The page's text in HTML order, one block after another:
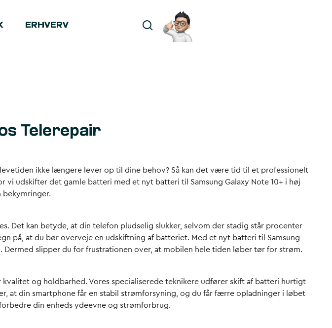
ERHVERV
Telerepair
ikke længere lever op til dine behov? Så kan det være tid til et professionelt
vi udskifter det gamle batteri med et nyt batteri til Samsung Galaxy Note 10+ i høj
bekymringer.
Det kan betyde, at din telefon pludselig slukker, selvom der stadig står procenter
på, at du bør overveje en udskiftning af batteriet. Med et nyt batteri til Samsung
Dermed slipper du for frustrationen over, at mobilen hele tiden løber tør for strøm.
og holdbarhed. Vores specialiserede teknikere udfører skift af batteri hurtigt
at din smartphone får en stabil strømforsyning, og du får færre opladninger i løbet
din enheds ydeevne og strømforbrug.